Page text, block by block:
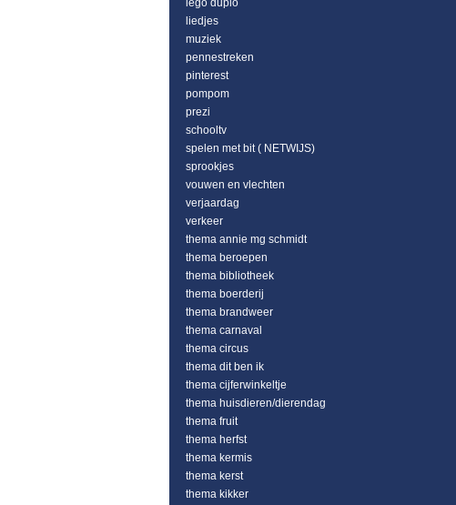
lego duplo
liedjes
muziek
pennestreken
pinterest
pompom
prezi
schooltv
spelen met bit ( NETWIJS)
sprookjes
vouwen en vlechten
verjaardag
verkeer
thema annie mg schmidt
thema beroepen
thema bibliotheek
thema boerderij
thema brandweer
thema carnaval
thema circus
thema dit ben ik
thema cijferwinkeltje
thema huisdieren/dierendag
thema fruit
thema herfst
thema kermis
thema kerst
thema kikker